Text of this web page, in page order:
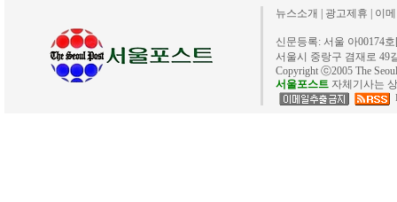
뉴스소개 광고제휴 이
신문등록: 서울 아00174
서울시 중랑구 겸재로 49
Copyright ⓒ2005 The
서울포스트 자체기사는